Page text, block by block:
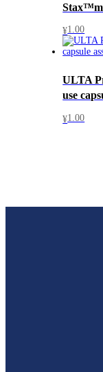
¥1.00
ULTA
use
¥1.00